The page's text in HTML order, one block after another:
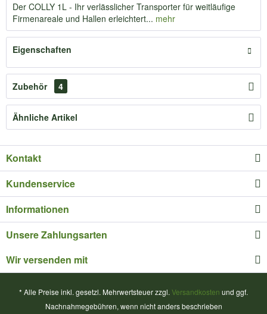
Der COLLY 1L - Ihr verlässlicher Transporter für weitläufige
Firmenareale und Hallen erleichtert... mehr
Eigenschaften
Zubehör 4
Ähnliche Artikel
Kontakt
Kundenservice
Informationen
Unsere Zahlungsarten
Wir versenden mit
* Alle Preise inkl. gesetzl. Mehrwertsteuer zzgl. Versandkosten und ggf.
Nachnahmegebühren, wenn nicht anders beschrieben